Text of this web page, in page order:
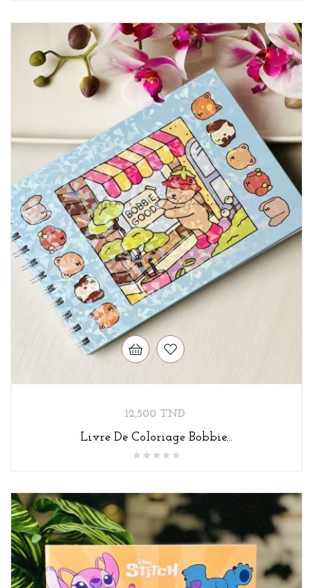
Prix
12,500 TND
Livre De Coloriage Bobbie...